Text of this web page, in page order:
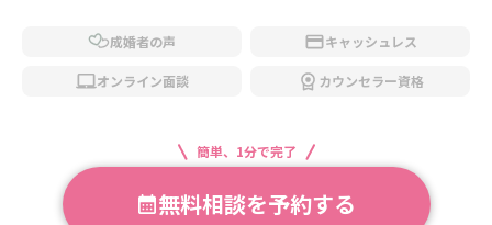
成婚者の声 キャッシュレス
オンライン面談 カウンセラー資格
簡単、1分で完了
無料相談を予約する